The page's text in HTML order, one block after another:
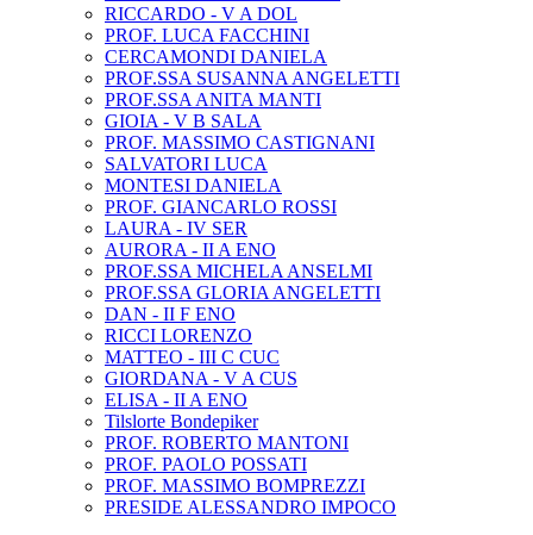
RICCARDO - V A DOL
PROF. LUCA FACCHINI
CERCAMONDI DANIELA
PROF.SSA SUSANNA ANGELETTI
PROF.SSA ANITA MANTI
GIOIA - V B SALA
PROF. MASSIMO CASTIGNANI
SALVATORI LUCA
MONTESI DANIELA
PROF. GIANCARLO ROSSI
LAURA - IV SER
AURORA - II A ENO
PROF.SSA MICHELA ANSELMI
PROF.SSA GLORIA ANGELETTI
DAN - II F ENO
RICCI LORENZO
MATTEO - III C CUC
GIORDANA - V A CUS
ELISA - II A ENO
Tilslorte Bondepiker
PROF. ROBERTO MANTONI
PROF. PAOLO POSSATI
PROF. MASSIMO BOMPREZZI
PRESIDE ALESSANDRO IMPOCO